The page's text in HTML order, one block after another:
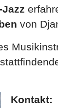
von
Kontakt: